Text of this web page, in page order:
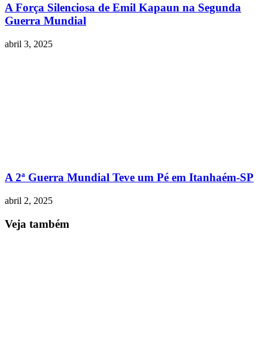
A Força Silenciosa de Emil Kapaun na Segunda
Guerra Mundial
abril 3, 2025
A 2ª Guerra Mundial Teve um Pé em Itanhaém-SP
abril 2, 2025
Veja também